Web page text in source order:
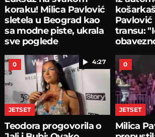
koraku! Milica Pavlović
sletela u Beograd kao
sa modne piste, ukrala
sve poglede
transu:
4:27
0
JETSET
Teodora progovorila o
0
JETSET
Milica